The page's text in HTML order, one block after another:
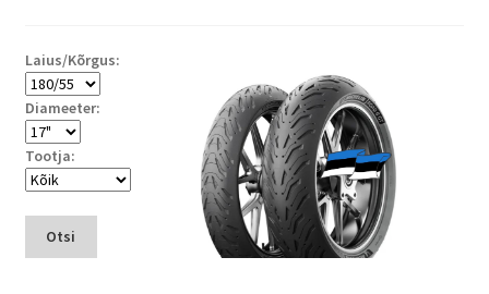
Laius/Kõrgus:
Diameeter:
Tootja:
Otsi